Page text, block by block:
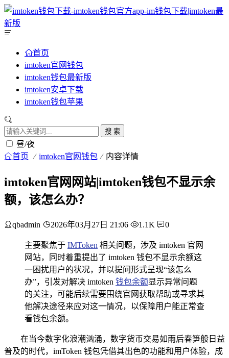
首页
imtoken官网钱包
imtoken钱包最新版
imtoken安卓下载
imtoken钱包苹果
搜 索
昼/夜
首页 imtoken官网钱包 内容详情
imtoken官网网站|imtoken钱包不显示余
额，该怎么办？
qbadmin 2026年03月27日 21:06 1.1K 0
主要聚焦于 IMToken 相关问题，涉及 imtoken 官网
网站，同时着重提出了 imtoken 钱包不显示余额这
一困扰用户的状况，并以提问形式呈现“该怎么
办”，引发对解决 imtoken 钱包余额显示异常问题
的关注，可能后续需要围绕官网获取帮助或寻求其
他解决途径来应对这一情况，以保障用户能正常查
看钱包余额。
在当今数字化浪潮汹涌，数字货币交易如雨后春笋般日益
普及的时代，imToken 钱包凭借其出色的功能和用户体验，成